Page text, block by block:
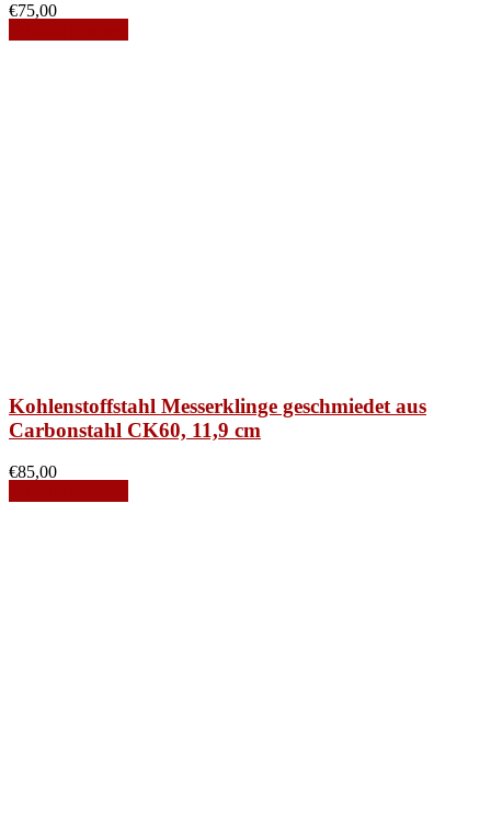
€75,00
Kohlenstoffstahl Messerklinge geschmiedet aus
Carbonstahl CK60, 11,9 cm
€85,00